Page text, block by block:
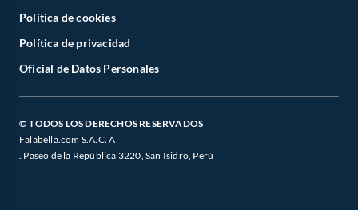
Política de cookies
Política de privacidad
Oficial de Datos Personales
© TODOS LOS DERECHOS RESERVADOS
Falabella.com S.A.C. A
. Paseo de la República 3220, San Isidro, Perú